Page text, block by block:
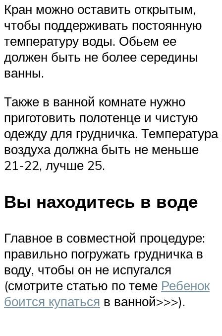
Кран можно оставить открытым,
чтобы поддерживать постоянную
температуру воды. Обьем ее
должен быть не более середины
ванны.
Также в ванной комнате нужно
приготовить полотенце и чистую
одежду для грудничка. Температура
воздуха должна быть не меньше
21-22, лучше 25.
Вы находитесь в воде
Главное в совместной процедуре:
правильно погружать грудничка в
воду, чтобы он не испугался
(смотрите статью по теме Ребенок
боится купаться в ванной>>>).